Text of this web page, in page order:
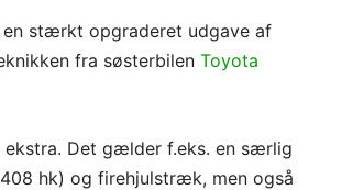
stærkt opgraderet udgave af
fra søsterbilen Toyota
ekstra. Det gælder f.eks. en særlig
hk) og firehjulstræk, men også